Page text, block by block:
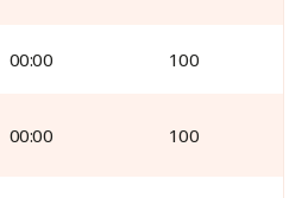
00:00 100
00:00 100